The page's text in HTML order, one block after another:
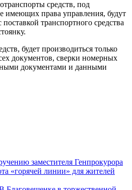
средств, под
имеющих права управления, будут
транспортного средства
будет производиться только
документов, сверки номерных
документами и данными
заместителя Генпрокурора
«горячей линии» для жителей